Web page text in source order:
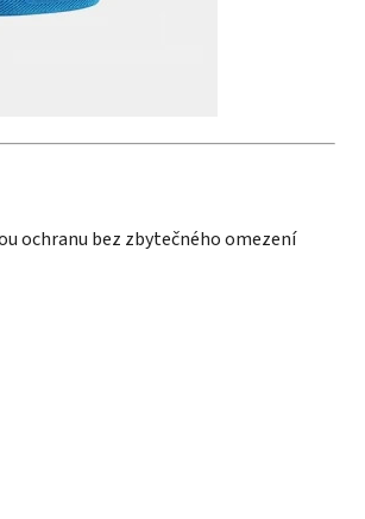
ochranu bez zbytečného omezení